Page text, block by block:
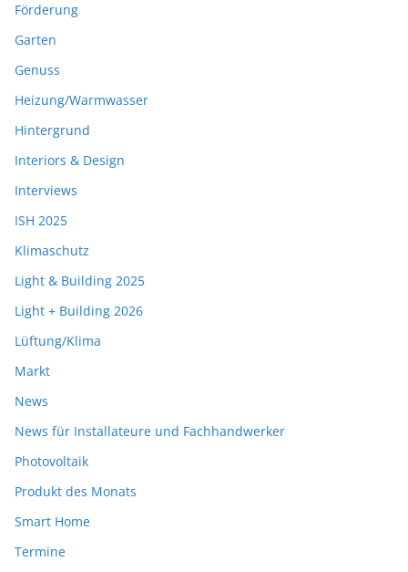
Förderung
Garten
Genuss
Heizung/Warmwasser
Hintergrund
Interiors & Design
Interviews
ISH 2025
Klimaschutz
Light & Building 2025
Light + Building 2026
Lüftung/Klima
Markt
News
News für Installateure und Fachhandwerker
Photovoltaik
Produkt des Monats
Smart Home
Termine